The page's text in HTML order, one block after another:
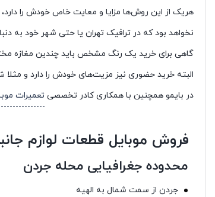
هریک از این روش‌ها مزایا و معایت خاص خودش را
نخواهد بود که در ترافیک تهران یا حتی شهر خود به
گاهی برای خرید یک رنگ مشخص باید چندین مغازه
البته خرید حضوری نیز مزیت‌های خودش را دارد و مثلا
در بایمو همچنین با همکاری کادر تخصصی تعمیرات
فروش موبایل قطعات لوازم
محدوده جغرافیایی محله جردن
جردن از سمت شمال به الهیه